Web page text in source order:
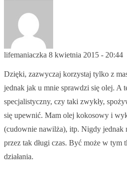
lifemaniaczka 8 kwietnia 2015 - 20:44
Dzięki, zazwyczaj korzystaj tylko z
jednak jak u mnie sprawdzi się olej. A
specjalistyczny, czy taki zwykły,
się upewnić. Mam olej kokosowy i
(cudownie nawilża), itp. Nigdy jednak
przez tak długi czas. Być może w tym
działania.